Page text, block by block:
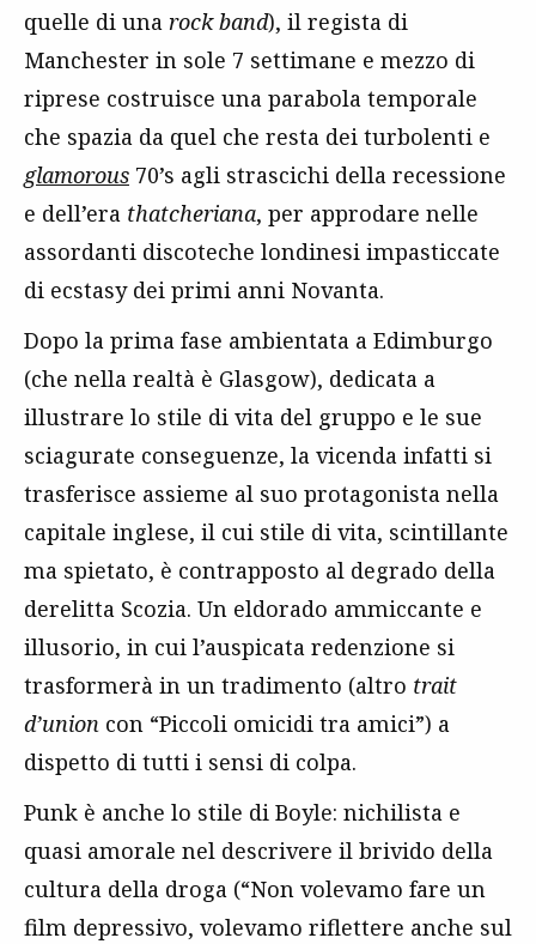
quelle di una rock band), il regista di
Manchester in sole 7 settimane e mezzo di
riprese costruisce una parabola temporale
che spazia da quel che resta dei turbolenti e
glamorous 70’s agli strascichi della recessione
e dell’era thatcheriana, per approdare nelle
assordanti discoteche londinesi impasticcate
di ecstasy dei primi anni Novanta.
Dopo la prima fase ambientata a Edimburgo
(che nella realtà è Glasgow), dedicata a
illustrare lo stile di vita del gruppo e le sue
sciagurate conseguenze, la vicenda infatti si
trasferisce assieme al suo protagonista nella
capitale inglese, il cui stile di vita, scintillante
ma spietato, è contrapposto al degrado della
derelitta Scozia. Un eldorado ammiccante e
illusorio, in cui l’auspicata redenzione si
trasformerà in un tradimento (altro trait
d’union con “Piccoli omicidi tra amici”) a
dispetto di tutti i sensi di colpa.
Punk è anche lo stile di Boyle: nichilista e
quasi amorale nel descrivere il brivido della
cultura della droga (“Non volevamo fare un
film depressivo, volevamo riflettere anche sul